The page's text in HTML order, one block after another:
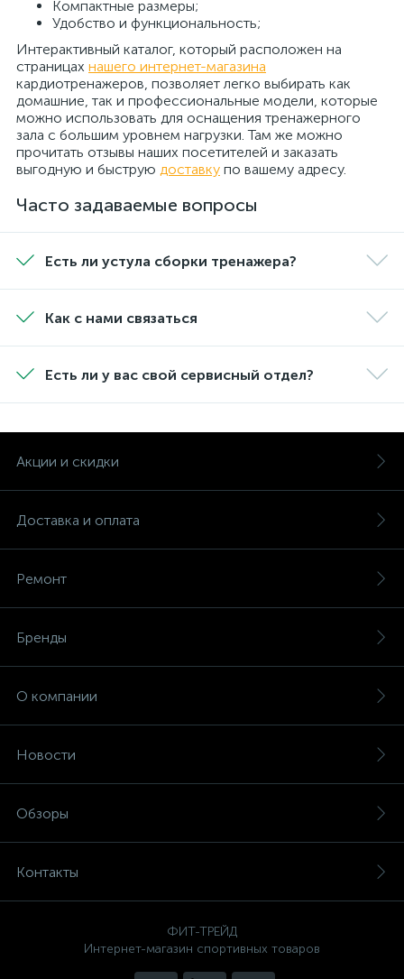
Компактные размеры;
Удобство и функциональность;
Интерактивный каталог, который расположен на
страницах нашего интернет-магазина
кардиотренажеров, позволяет легко выбирать как
домашние, так и профессиональные модели, которые
можно использовать для оснащения тренажерного
зала с большим уровнем нагрузки. Там же можно
прочитать отзывы наших посетителей и заказать
выгодную и быструю доставку по вашему адресу.
Часто задаваемые вопросы
Есть ли устула сборки тренажера?
Как с нами связаться
Есть ли у вас свой сервисный отдел?
Акции и скидки
Доставка и оплата
Ремонт
Бренды
О компании
Новости
Обзоры
Контакты
ФИТ-ТРЕЙД
Интернет-магазин спортивных товаров